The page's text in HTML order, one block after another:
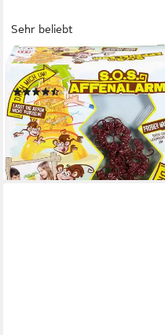
Sehr beliebt
MATTEL GAMES
Spiel S.O.S Affenalarm
(242)
ab 16,70 € UVP25,99 €
-36%
lieferbar - in 1-2 Werktagen bei dir